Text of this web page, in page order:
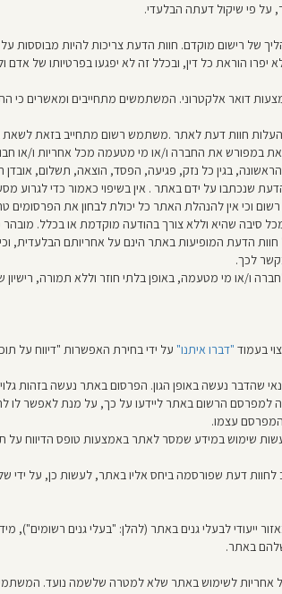
פי שיקול דעתה הבלעדי.
רישום מוקדם. חוות הדעת צריכות להיות מבוססות
יפרו הוראת כל דין, ובכלל זה לא יפגעו בפרטיותו של אדם
דואר אלקטרוני. המשתמשים מתחייבים ומאשרים כי
חוות דעת לאתר .משתמש רשום מתחייב בזאת לשאת
במפורש את החברה ו/או מי מטעמה מכל אחריות ו/או
בגין כל נזק, פגיעה, הפסד, הוצאה, תשלום, אובדן
שנכתבו על ידם באתר . אין בשיפוי כאמור כדי לגרוע
וכי אין להנהלת האתר כל יכולת לבחון את
שהיא וללא צורך בהודעה מוקדמת או בכלל.
הדעת המופיעות באתר הינם על אחריותם הבלעדית,
לכך.
או מי מטעמה, באופן בלתי חוזר וללא תמורה, רישיון
בעמוד "דברו איתנו" על ידי בחירת האפשרות "דיווח על
שהדבר נעשה באופן הגון. הפרסום באתר נעשה בזהות
למפרסם הרשום באתר ליידעו על כך, על מנת לאפשר לו
המפרסם עצמו.
שימוש במידע שמסר לאתר באמצעות טופס הדיווח על
דעת שפורסמה ביחס אליו באתר, לעשות כן, על
לבעלי גנים באתר (להלן: "בעלי גנים רשומים"),
באתר.
לשימוש באתר שלא למטרה שלשמה נועד.